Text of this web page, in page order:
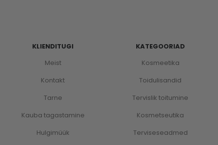
KLIENDITUGI
Meist
Kontakt
Tarne
Kauba tagastamine
Hulgimüük
KATEGOORIAD
Kosmeetika
Toidulisandid
Tervislik toitumine
Kosmetseutika
Terviseseadmed